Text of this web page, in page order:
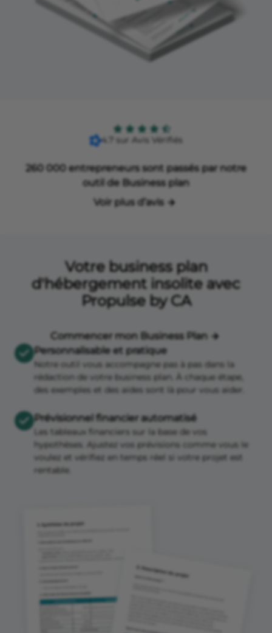
4.7 sur Avis Vérifiés
260 000 entrepreneurs sont passés par notre
outil de Business plan
Voir plus d’avis
Votre business plan
d'hébergement insolite avec
Propulse by CA
Commencer mon Business Plan
Personnalisable et pratique
Notre outil vous accompagne pas à pas dans la
rédaction de votre business plan. À chaque étape,
des exemples et des aides sont là pour vous aider.
Prévisionnel financier automatisé
Les tableaux financiers sur la base de vos
hypothèses. Ajustez vos prévisions comme vous le
voulez et vérifiez en temps réel si votre projet est
rentable.